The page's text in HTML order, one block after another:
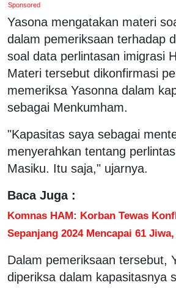
Sponsored
Yasona mengatakan materi
dalam pemeriksaan terhadap
soal data perlintasan imigrasi
Materi tersebut dikonfirmasi
memeriksa Yasonna dalam
sebagai Menkumham.
"Kapasitas saya sebagai
menyerahkan tentang
Masiku. Itu saja," ujarnya.
Baca Juga :
Komnas HAM: Korban Tewas
Sepanjang 2024 Mencapai 61
Dalam pemeriksaan tersebut,
diperiksa dalam kapasitasnya